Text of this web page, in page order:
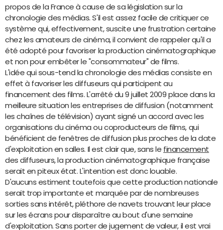
propos de la France à cause de sa législation sur la
chronologie des médias. S'il est assez facile de critiquer ce
système qui, effectivement, suscite une frustration certaine
chez les amateurs de cinéma, il convient de rappeler qu'il a
été adopté pour favoriser la production cinématographique
et non pour embêter le "consommateur" de films.
L'idée qui sous-tend la chronologie des médias consiste en
effet à favoriser les diffuseurs qui participent au
financement des films. L'arrêté du 9 juillet 2009 place dans la
meilleure situation les entreprises de diffusion (notamment
les chaînes de télévision) ayant signé un accord avec les
organisations du cinéma ou coproducteurs de films, qui
bénéficient de fenêtres de diffusion plus proches de la date
d'exploitation en salles. Il est clair que, sans le financement
des diffuseurs, la production cinématographique française
serait en piteux état. L'intention est donc louable.
D'aucuns estiment toutefois que cette production nationale
serait trop importante et marquée par de nombreuses
sorties sans intérêt, pléthore de navets trouvant leur place
sur les écrans pour disparaître au bout d'une semaine
d'exploitation. Sans porter de jugement de valeur, il est vrai